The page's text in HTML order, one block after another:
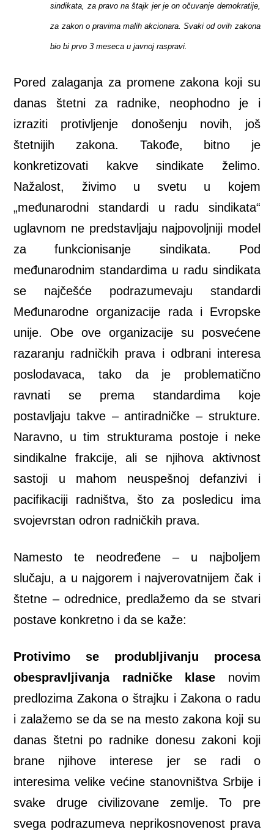
sindikata, za pravo na štajk jer je on očuvanje demokratije,
za zakon o pravima malih akcionara. Svaki od ovih zakona
bio bi prvo 3 meseca u javnoj raspravi.
Pored zalaganja za promene zakona koji su
danas štetni za radnike, neophodno je i
izraziti protivljenje donošenju novih, još
štetnijih zakona. Takođe, bitno je
konkretizovati kakve sindikate želimo.
Nažalost, živimo u svetu u kojem
„međunarodni standardi u radu sindikata“
uglavnom ne predstavljaju najpovoljniji model
za funkcionisanje sindikata. Pod
međunarodnim standardima u radu sindikata
se najčešće podrazumevaju standardi
Međunarodne organizacije rada i Evropske
unije. Obe ove organizacije su posvećene
razaranju radničkih prava i odbrani interesa
poslodavaca, tako da je problematično
ravnati se prema standardima koje
postavljaju takve – antiradničke – strukture.
Naravno, u tim strukturama postoje i neke
sindikalne frakcije, ali se njihova aktivnost
sastoji u mahom neuspešnoj defanzivi i
pacifikaciji radništva, što za posledicu ima
svojevrstan odron radničkih prava.
Namesto te neodređene – u najboljem
slučaju, a u najgorem i najverovatnijem čak i
štetne – odrednice, predlažemo da se stvari
postave konkretno i da se kaže:
Protivimo se produbljivanju procesa
obespravljivanja radničke klase novim
predlozima Zakona o štrajku i Zakona o radu
i zalažemo se da se na mesto zakona koji su
danas štetni po radnike donesu zakoni koji
brane njihove interese jer se radi o
interesima velike većine stanovništva Srbije i
svake druge civilizovane zemlje. To pre
svega podrazumeva neprikosnovenost prava